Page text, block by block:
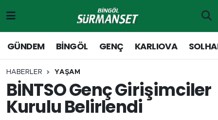
GÜNDEM BİNGÖL GENÇ KARLIOVA
HABERLER YAŞAM
BİNTSO Genç Girişimciler
Kurulu Belirlendi
Genç
Solhan
Karlıova
Merkez Hava Durumu
Merkez Trafik Yoğunluk Haritası
Süper Lig Puan Durumu ve Fikstür